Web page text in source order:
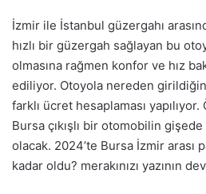
İzmir ile İstanbul güzergahı
hızlı bir güzergah sağlayan bu
olmasına rağmen konfor ve hız
ediliyor. Otoyola nereden
farklı ücret hesaplaması
Bursa çıkışlı bir otomobilin
olacak. 2024’te Bursa İzmir arası
kadar oldu? merakınızı yazının